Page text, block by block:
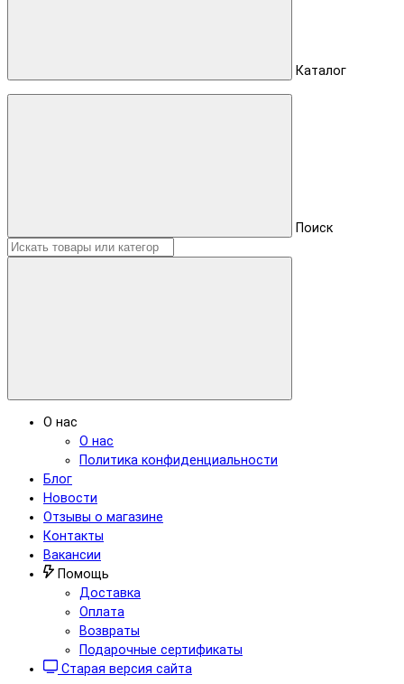
Каталог
Поиск
О нас
О нас
Политика конфиденциальности
Блог
Новости
Отзывы о магазине
Контакты
Вакансии
Помощь
Доставка
Оплата
Возвраты
Подарочные сертификаты
Старая версия сайта